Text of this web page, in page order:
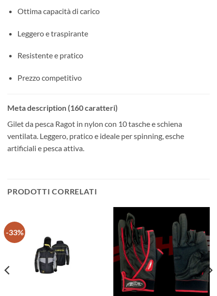
Ottima capacità di carico
Leggero e traspirante
Resistente e pratico
Prezzo competitivo
Meta description (160 caratteri)
Gilet da pesca Ragot in nylon con 10 tasche e schiena
ventilata. Leggero, pratico e ideale per spinning, esche
artificiali e pesca attiva.
PRODOTTI CORRELATI
-33%